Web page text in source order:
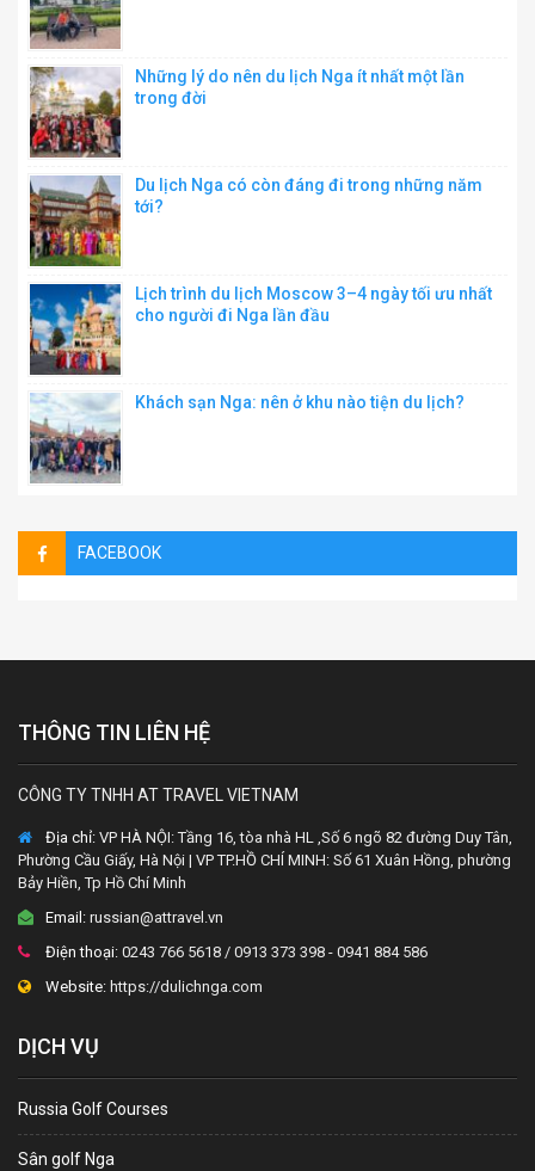
Những lý do nên du lịch Nga ít nhất một lần
trong đời
Du lịch Nga có còn đáng đi trong những năm
tới?
Lịch trình du lịch Moscow 3–4 ngày tối ưu nhất
cho người đi Nga lần đầu
Khách sạn Nga: nên ở khu nào tiện du lịch?
FACEBOOK
THÔNG TIN LIÊN HỆ
CÔNG TY TNHH AT TRAVEL VIETNAM
Địa chỉ: VP HÀ NỘI: Tầng 16, tòa nhà HL ,Số 6 ngõ 82 đường Duy Tân,
Phường Cầu Giấy, Hà Nội | VP TP.HỒ CHÍ MINH: Số 61 Xuân Hồng, phường
Bảy Hiền, Tp Hồ Chí Minh
Email: russian@attravel.vn
Điện thoại: 0243 766 5618 / 0913 373 398 - 0941 884 586
Website: https://dulichnga.com
DỊCH VỤ
Russia Golf Courses
Sân golf Nga